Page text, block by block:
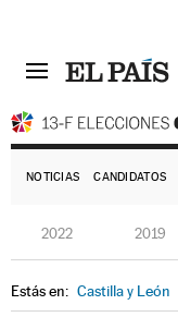
NOTICIAS CANDIDATOS
2022 2019
Estás en: Castilla y León